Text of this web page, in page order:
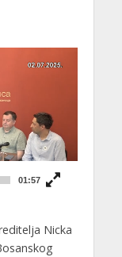
01:57
Nicka